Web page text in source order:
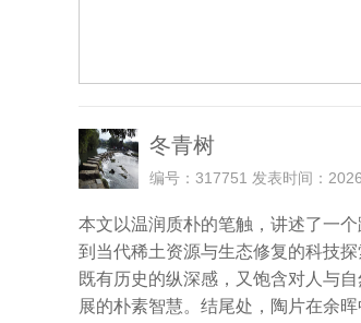
冬青树
编号：317751 发表时间：
本文以温润质朴的笔触，讲述了一
到当代稀土资源与生态修复的科技
既有历史的纵深感，又饱含对人与
展的朴素智慧。结尾处，陶片在余